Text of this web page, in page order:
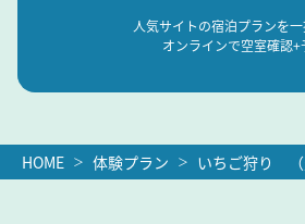
人気サイトの宿泊プランを一
オンラインで空室確認+
HOME 体験プラン いちご狩り （